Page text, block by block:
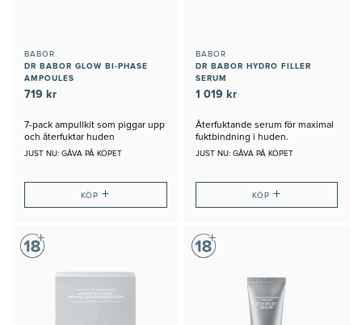
BABOR
DR BABOR GLOW BI-PHASE
AMPOULES
719 kr
7-pack ampullkit som piggar upp
och återfuktar huden
JUST NU: GÅVA PÅ KÖPET
KÖP+
BABOR
DR BABOR HYDRO FILLER
SERUM
1 019 kr
Återfuktande serum för maximal
fuktbindning i huden.
JUST NU: GÅVA PÅ KÖPET
KÖP +